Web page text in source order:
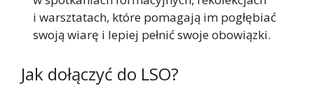
i warsztatach, które pomagają im pogłębiać
swoją wiarę i lepiej pełnić swoje obowiązki.
Jak dołączyć do LSO?